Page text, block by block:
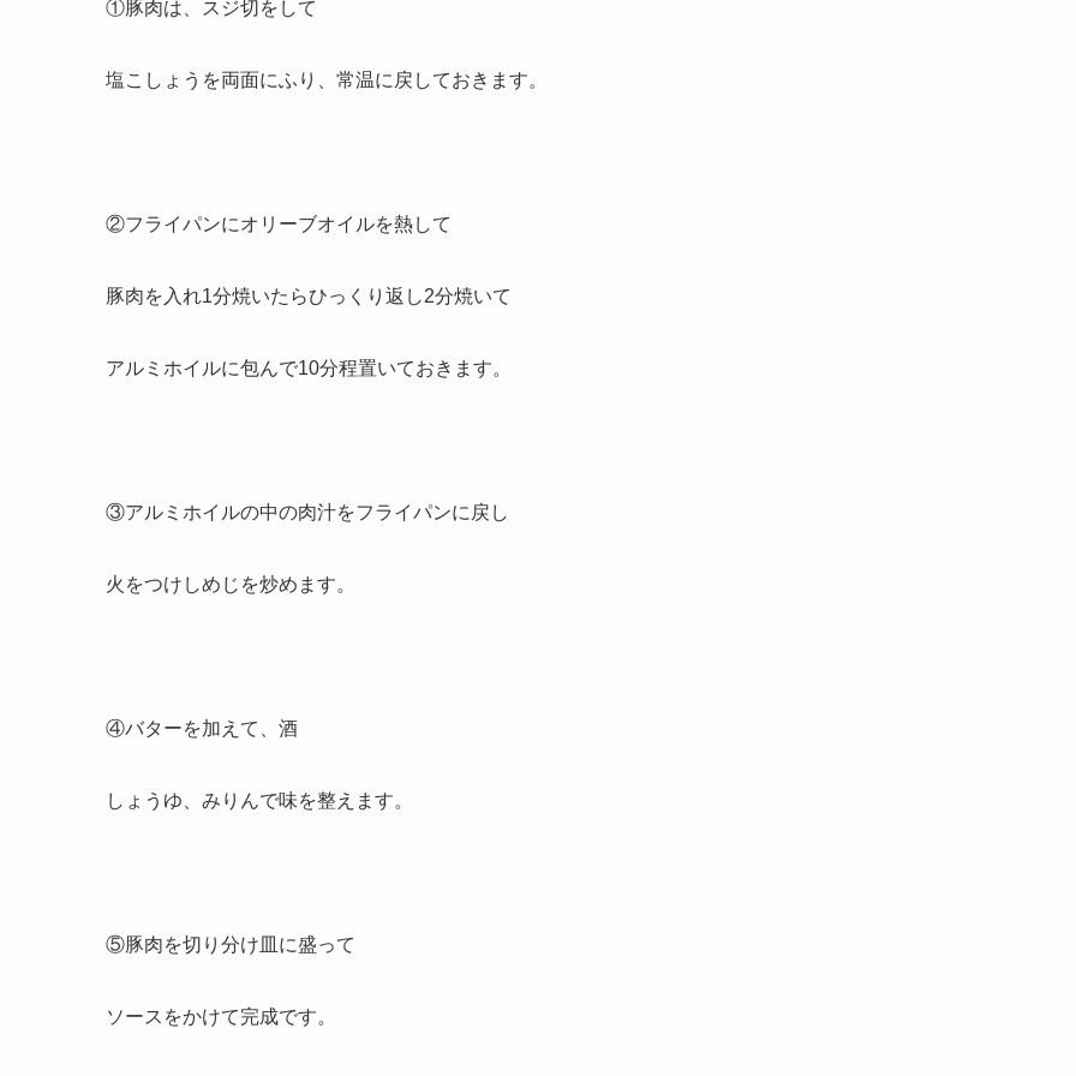
①豚肉は、スジ切をして
塩こしょうを両面にふり、常温に戻しておきます。
②フライパンにオリーブオイルを熱して
豚肉を入れ1分焼いたらひっくり返し2分焼いて
アルミホイルに包んで10分程置いておきます。
③アルミホイルの中の肉汁をフライパンに戻し
火をつけしめじを炒めます。
④バターを加えて、酒
しょうゆ、みりんで味を整えます。
⑤豚肉を切り分け皿に盛って
ソースをかけて完成です。